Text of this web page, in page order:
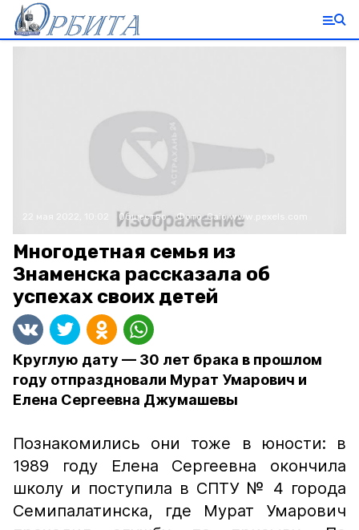
Общество Фото:Caio www.pexels.com
Многодетная семья из
Знаменска рассказала об
успехах своих детей
Круглую дату — 30 лет брака в прошлом
году отпраздновали Мурат Умарович и
Елена Сергеевна Джумашевы
Познакомились они тоже в юности: в
1989 году Елена Сергеевна окончила
школу и поступила в СПТУ № 4 города
Семипалатинска, где Мурат Умарович